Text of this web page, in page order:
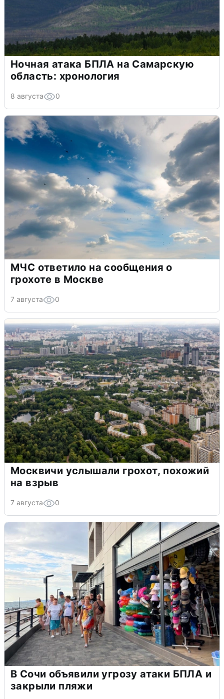
Ночная атака БПЛА на Самарскую
область: хронология
8 августа 0
МЧС ответило на сообщения о
грохоте в Москве
7 августа 0
Москвичи услышали грохот, похожий
на взрыв
7 августа 0
В Сочи объявили угрозу атаки БПЛА и
закрыли пляжи